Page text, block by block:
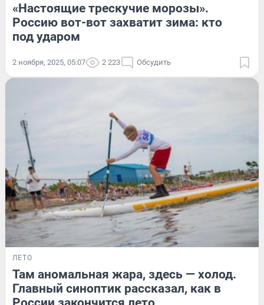
«Настоящие трескучие морозы».
Россию вот-вот захватит зима: кто
под ударом
2 ноября, 2025, 05:07 2 223 Обсудить
ЛЕТО
Там аномальная жара, здесь — холод.
Главный синоптик рассказал, как в